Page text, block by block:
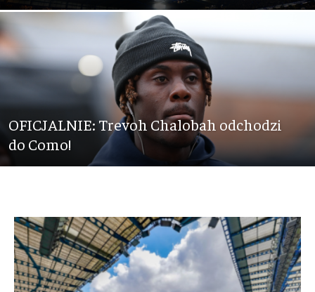
OFICJALNIE: Trevoh Chalobah odchodzi
do Como!